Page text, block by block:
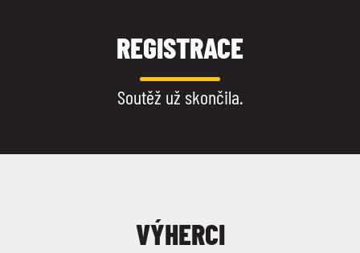
REGISTRACE
Soutěž už skončila.
VÝHERCI